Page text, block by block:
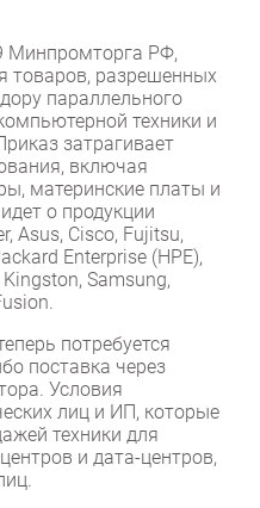
Минпромторга РФ,
товаров, разрешенных
параллельного
техники и
затрагивает
включая
материнские платы и
о продукции
Asus, Cisco, Fujitsu,
Enterprise (HPE),
Samsung,
потребуется
поставка через
Условия
лиц и ИП, которые
техники для
и дата-центров,